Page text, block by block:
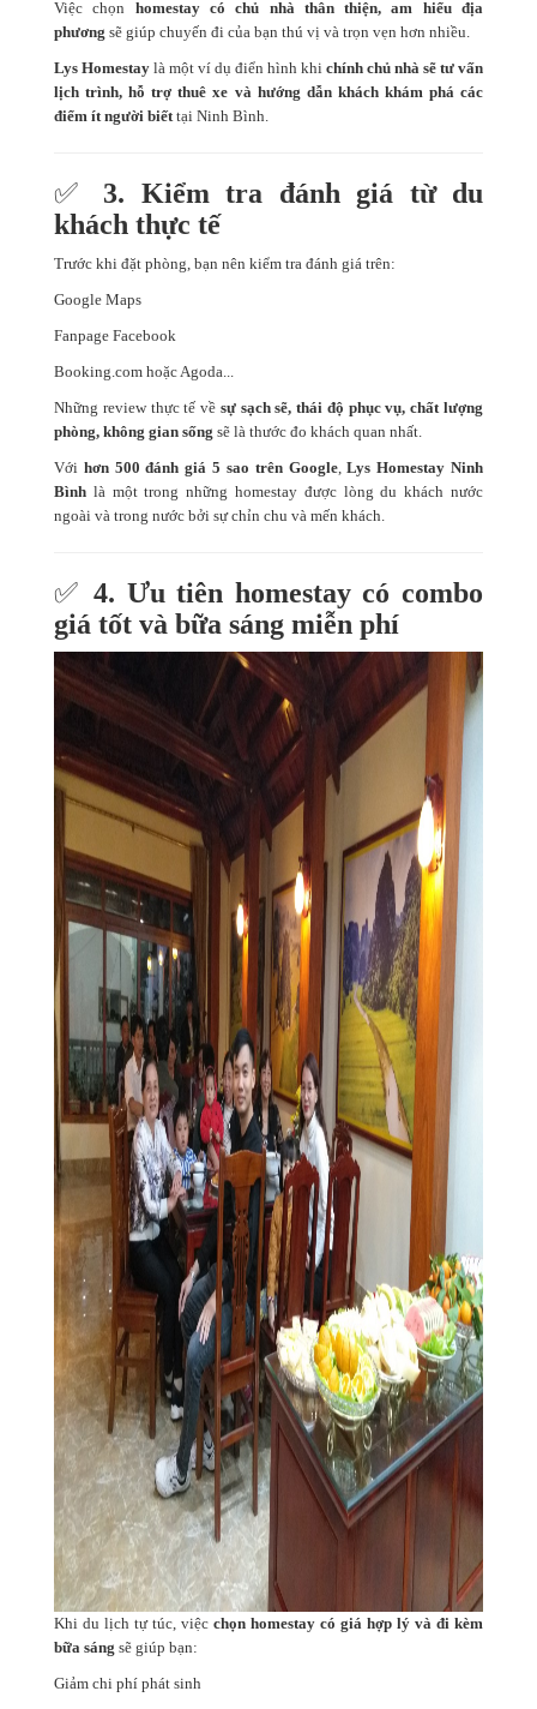
Việc chọn homestay có chủ nhà thân thiện, am hiểu địa
phương sẽ giúp chuyến đi của bạn thú vị và trọn vẹn hơn nhiều.
Lys Homestay là một ví dụ điển hình khi chính chủ nhà sẽ tư vấn
lịch trình, hỗ trợ thuê xe và hướng dẫn khách khám phá các
điểm ít người biếttại Ninh Bình.
✅ 3. Kiểm tra đánh giá từ du
khách thực tế
Trước khi đặt phòng, bạn nên kiểm tra đánh giá trên:
Google Maps
Fanpage Facebook
Booking.com hoặc Agoda...
Những review thực tế về sự sạch sẽ, thái độ phục vụ, chất lượng
phòng, không gian sống sẽ là thước đo khách quan nhất.
Với hơn 500 đánh giá 5 sao trên Google,Lys Homestay Ninh
Bình là một trong những homestay được lòng du khách nước
ngoài và trong nước bởi sự chỉn chu và mến khách.
✅4. Ưu tiên homestay có combo
giá tốt và bữa sáng miễn phí
Khi du lịch tự túc, việc chọn homestay có giá hợp lý và đi kèm
bữa sáng sẽ giúp bạn:
Giảm chi phí phát sinh